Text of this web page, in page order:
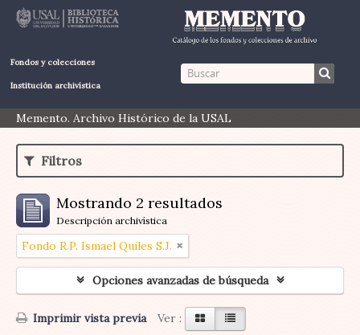
Fondos y colecciones
Institución archivística
Memento. Archivo Histórico de la USAL
Filtros
Mostrando 2 resultados
Descripción archivística
Fondo R.P. Ismael Quiles S.J.
Opciones avanzadas de búsqueda
Imprimir vista previa Ver :